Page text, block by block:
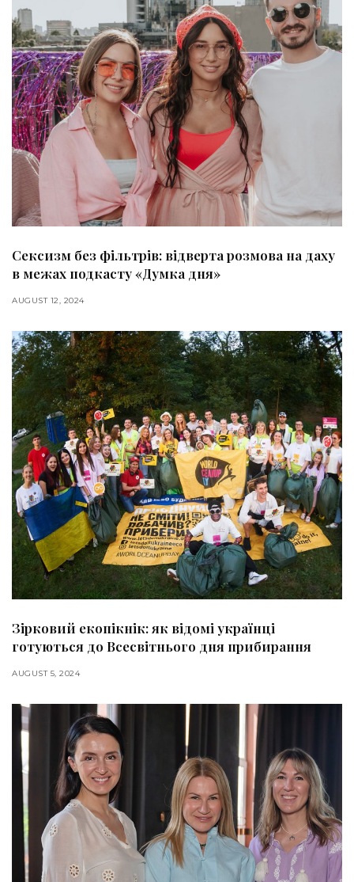
Сексизм без фільтрів: відверта розмова на даху
в межах подкасту «Думка дня»
AUGUST 12, 2024
Зірковий екопікнік: як відомі українці
готуються до Всесвітнього дня прибирання
AUGUST 5, 2024